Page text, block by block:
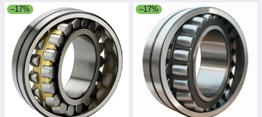
–17% –17%